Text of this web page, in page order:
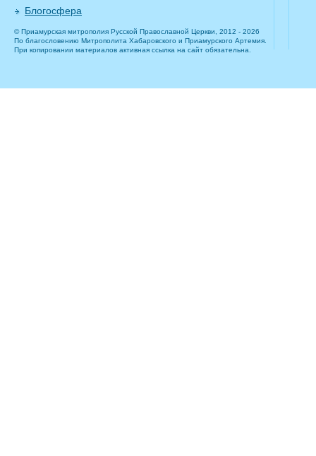
Блогосфера
© Приамурская митрополия Русской Православной Церкви, 2012 - 2026
По благословению Митрополита Хабаровского и Приамурского Артемия.
При копировании материалов активная ссылка на сайт обязательна.